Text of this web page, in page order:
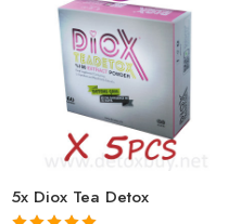
5x Diox Tea Detox